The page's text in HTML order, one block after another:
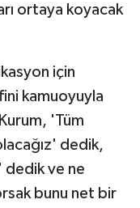
ortaya koyacak
için
kamuoyuyla
'Tüm
dedik,
ve ne
bunu net bir